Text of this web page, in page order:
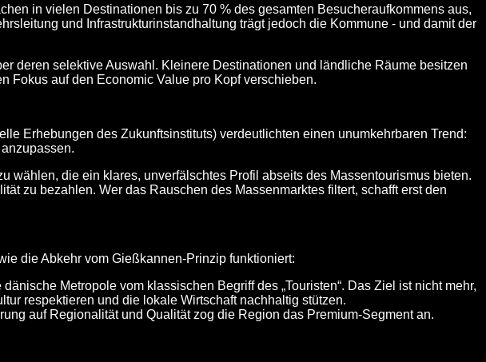
in vielen Destinationen bis zu 70 % des gesamten Besucheraufkommens aus,
und Infrastrukturinstandhaltung trägt jedoch die Kommune - und damit der
deren selektive Auswahl. Kleinere Destinationen und ländliche Räume besitzen
Fokus auf den Economic Value pro Kopf verschieben.
Erhebungen des Zukunftsinstituts) verdeutlichten einen unumkehrbaren Trend:
wählen, die ein klares, unverfälschtes Profil abseits des Massentourismus bieten.
zu bezahlen. Wer das Rauschen des Massenmarktes filtert, schafft erst den
die Abkehr vom Gießkannen-Prinzip funktioniert:
Metropole vom klassischen Begriff des „Touristen“. Das Ziel ist nicht mehr,
respektieren und die lokale Wirtschaft nachhaltig stützen.
auf Regionalität und Qualität zog die Region das Premium-Segment an.